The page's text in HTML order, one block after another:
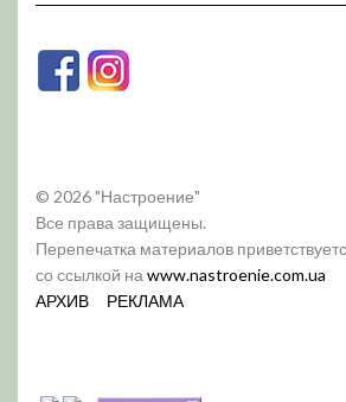
© 2026 "Настроение"
Все права защищены.
Перепечатка материалов
со ссылкой на www.nastroenie.com.ua
АРХИВ
РЕКЛАМА